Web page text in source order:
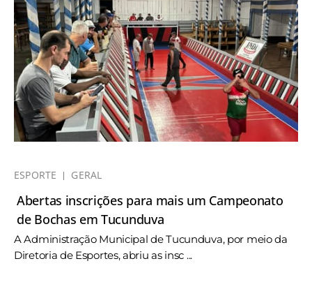
ESPORTE GERAL
Abertas inscrições para mais um Campeonato
de Bochas em Tucunduva
A Administração Municipal de Tucunduva, por meio da
Diretoria de Esportes, abriu as insc ...